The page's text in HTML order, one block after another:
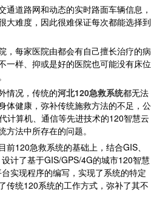
道路网和动态的实时路面车辆信息，
大难度，因此很难保证每次都能选择到
每家医院由都会有自己擅长治疗的病
一样、抑或是好的医院也可能没有床位
况，传统的河北120急救系统都无法
体健康，弥补传统施救方法的不足，公
计算机、通信等先进技术的120智慧云
法中所存在的问题。
120急救系统的基础上，结合GIS、
计了基于GIS/GPS/4G的城市120智慧
实现程序的编写，实现了系统的特定
传统120系统的工作方式，弥补了其不